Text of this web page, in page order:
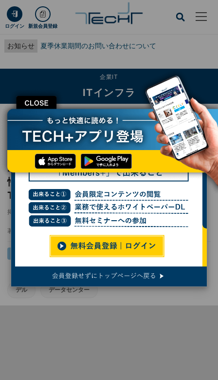
ログイン 新規会員登録
お知らせ 夏季休業期間のお問い合わせについて
CLOSE
企業IT
ITインフラ
TECH+ 企業IT
ITインフラ
2年ぶりの大型刷新、「PowerStore Elite」が性能・効率の新基準を打ち立てる
2年ぶりの大型刷新、「PowerStore Elite」が
性能・効率の新基準を打ち立てる【Dell
Technologies World 2026】
掲載日 2026/05/20 02:00
著者：
デル データセンター